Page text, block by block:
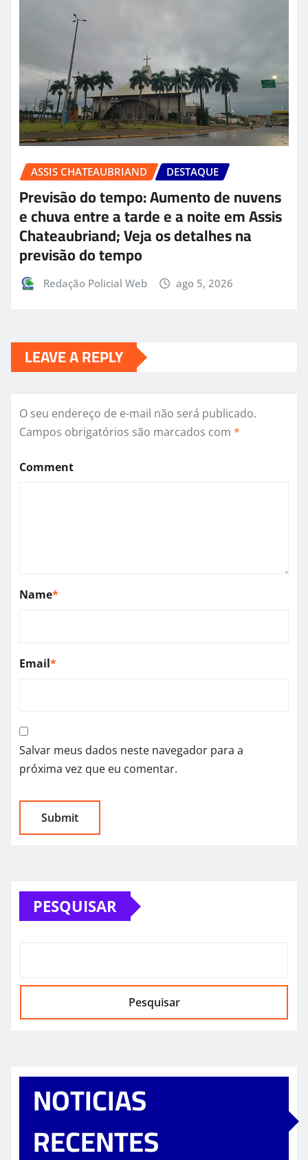
ASSIS CHATEAUBRIAND DESTAQUE
Previsão do tempo: Aumento de nuvens
e chuva entre a tarde e a noite em Assis
Chateaubriand; Veja os detalhes na
previsão do tempo
Redação Policial Web ago 5, 2026
LEAVE A REPLY
O seu endereço de e-mail não será publicado.
Campos obrigatórios são marcados com *
Comment
Name*
Email*
Salvar meus dados neste navegador para a
próxima vez que eu comentar.
PESQUISAR
Pesquisar
NOTICIAS
RECENTES